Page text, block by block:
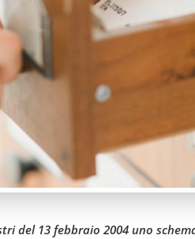
del 13 febbraio 2004 uno